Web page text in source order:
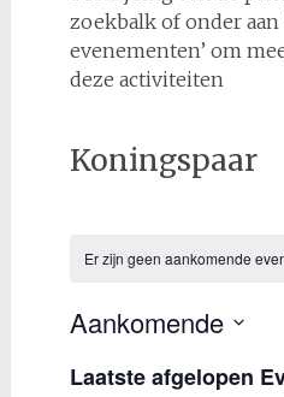
zoekbalk of onder aan
evenementen’ om
deze activiteiten
Koningspaar
Er zijn geen aankomende
Aankomende
een
Laatste afgelopen